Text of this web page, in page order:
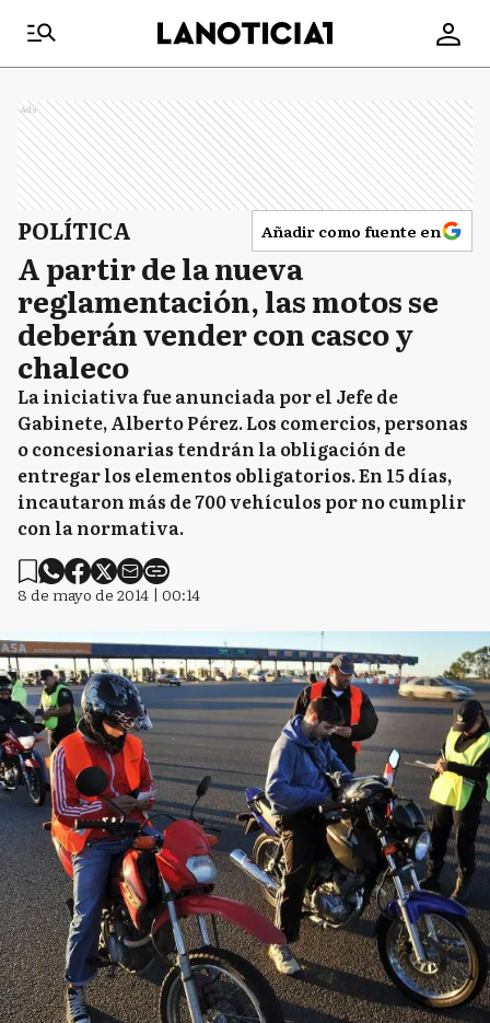
Ads
POLÍTICA Añadir como fuente en
A partir de la nueva
reglamentación, las motos se
deberán vender con casco y
chaleco
La iniciativa fue anunciada por el Jefe de
Gabinete, Alberto Pérez. Los comercios, personas
o concesionarias tendrán la obligación de
entregar los elementos obligatorios. En 15 días,
incautaron más de 700 vehículos por no cumplir
con la normativa.
8 de mayo de 2014 | 00:14